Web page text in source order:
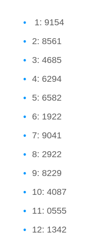
1: 9154
2: 8561
3: 4685
4: 6294
5: 6582
6: 1922
7: 9041
8: 2922
9: 8229
10: 4087
11: 0555
12: 1342